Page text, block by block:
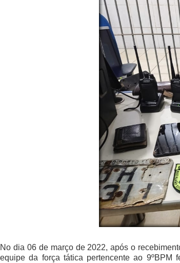
No dia 06 de março de 2022, após o
equipe da força tática pertencente ao 9ºBPM